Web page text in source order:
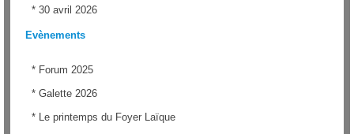
* 30 avril 2026
Evènements
* Forum 2025
* Galette 2026
* Le printemps du Foyer Laïque